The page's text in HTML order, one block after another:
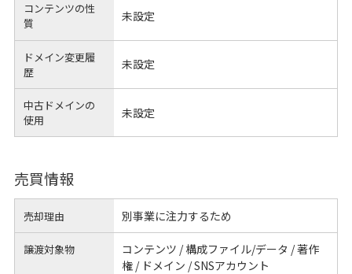
コンテンツの性
質
未設定
ドメイン変更履
歴
未設定
中古ドメインの
使用
未設定
売買情報
売却理由 別事業に注力するため
譲渡対象物
コンテンツ / 構成ファイル/データ / 著作
権 / ドメイン / SNSアカウント